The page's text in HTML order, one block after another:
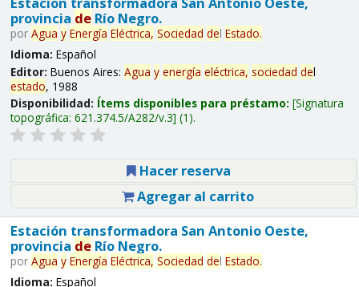
provincia deRío Negro.
por Agua y Energía Eléctrica, Sociedad del Estado.
Idioma: Español
Editor: Buenos Aires: Agua y energía eléctrica, sociedad del
estado, 1988
Disponibilidad: Ítems disponibles para préstamo: Signatura
topográfica: 621.374.5/A282/v.3 (1).
Hacer reserva
Agregar al carrito
Estación transformadora San Antonio Oeste,
provincia deRío Negro.
por Agua y Energía Eléctrica, Sociedad del Estado.
Idioma: Español